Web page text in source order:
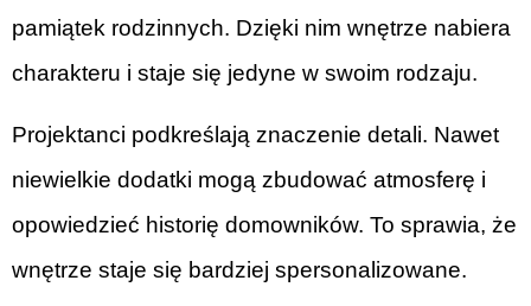
pamiątek rodzinnych. Dzięki nim wnętrze nabiera
charakteru i staje się jedyne w swoim rodzaju.
Projektanci podkreślają znaczenie detali. Nawet
niewielkie dodatki mogą zbudować atmosferę i
opowiedzieć historię domowników. To sprawia, że
wnętrze staje się bardziej spersonalizowane.